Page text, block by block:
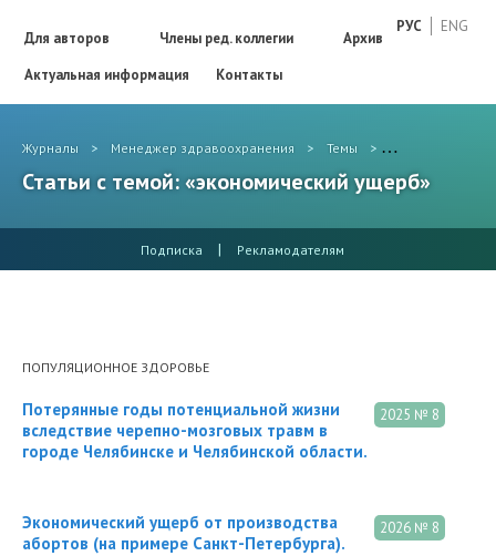
РУС ENG
Для авторов Члены ред. коллегии
Архив
Актуальная информация
Контакты
Журналы > Менеджер здравоохранения > Темы > экономический
Статьи с темой: «экономический ущерб»
Подписка | Рекламодателям
ПОПУЛЯЦИОННОЕ ЗДОРОВЬЕ
2025 № 8
Потерянные годы потенциальной жизни
вследствие черепно-мозговых травм в
городе Челябинске и Челябинской области.
2026 № 8
Экономический ущерб от производства
абортов (на примере Санкт-Петербурга).